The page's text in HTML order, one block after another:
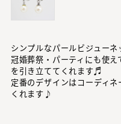
シンプルなパールビジュー
冠婚葬祭・パーティにも使
を引き立ててくれます♬
定番のデザインはコーディ
くれます♪